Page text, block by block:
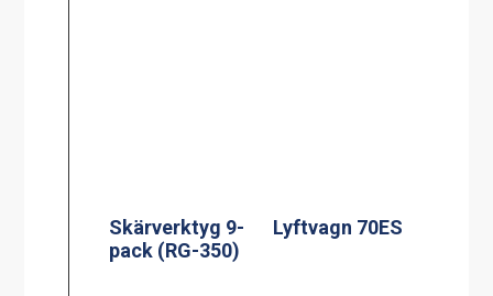
Skärverktyg 9-
pack (RG-350)
Lyftvagn 70ES